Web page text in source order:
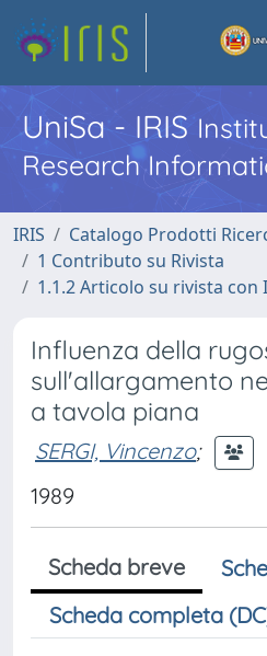
UniSa - IRIS
Research
IRIS
Catalogo Prodotti
1 Contributo su Rivista
1.1.2 Articolo su rivista con
Influenza della
sull'allargamento
a tavola piana
SERGI, Vincenzo;
1989
Scheda breve
Scheda completa